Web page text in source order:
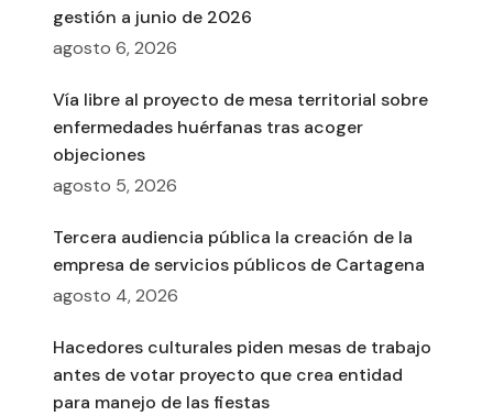
gestión a junio de 2026
agosto 6, 2026
Vía libre al proyecto de mesa territorial sobre
enfermedades huérfanas tras acoger
objeciones
agosto 5, 2026
Tercera audiencia pública la creación de la
empresa de servicios públicos de Cartagena
agosto 4, 2026
Hacedores culturales piden mesas de trabajo
antes de votar proyecto que crea entidad
para manejo de las fiestas